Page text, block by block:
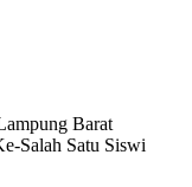
Barat
Salah Satu Siswi